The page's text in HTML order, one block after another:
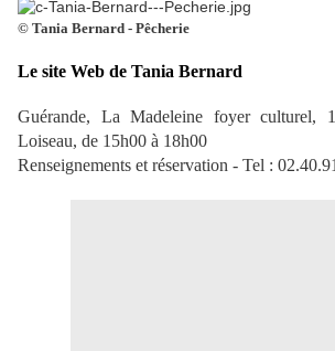
© Tania Bernard - Pêcherie
Le site Web de Tania Bernard
Guérande, La Madeleine foyer culturel,
Loiseau, de 15h00 à 18h00
Renseignements et réservation - Tel :